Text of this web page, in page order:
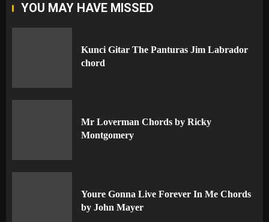
YOU MAY HAVE MISSED
Kunci Gitar The Panturas Jim Labrador
chord
Mr Loverman Chords by Ricky
Montgomery
Youre Gonna Live Forever In Me Chords
by John Mayer